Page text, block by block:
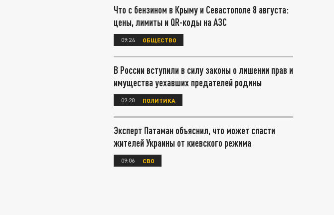
Что с бензином в Крыму и Севастополе 8 августа:
цены, лимиты и QR-коды на АЗС
09:24 ОБЩЕСТВО
В России вступили в силу законы о лишении прав и
имущества уехавших предателей родины
09:20 ПОЛИТИКА
Эксперт Патаман объяснил, что может спасти
жителей Украины от киевского режима
09:06 СВО